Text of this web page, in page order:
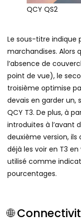
QCY QS2
Le sous-titre indique
marchandises. Alors
l’absence de
point de vue), le
troisième optimise
devais en garder un,
QCY T3. De plus, à
introduites à l’avant
deuxième version,
déjà les voir en T3
utilisé comme
pourcentages.
🌐